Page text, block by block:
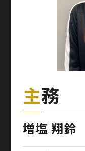
主務
増塩 翔鈴